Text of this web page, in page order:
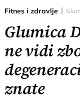
Fitnes i zdravlje
Glumica
ne vidi
znate